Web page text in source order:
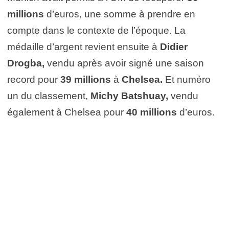
millions d’euros, une somme à prendre en
compte dans le contexte de l’époque. La
médaille d’argent revient ensuite à Didier
Drogba, vendu après avoir signé une saison
record pour 39 millions à Chelsea. Et numéro
un du classement, Michy Batshuay, vendu
également à Chelsea pour 40 millions d’euros.